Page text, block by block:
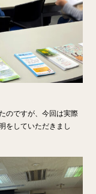
のですが、今回は実際
をしていただきまし